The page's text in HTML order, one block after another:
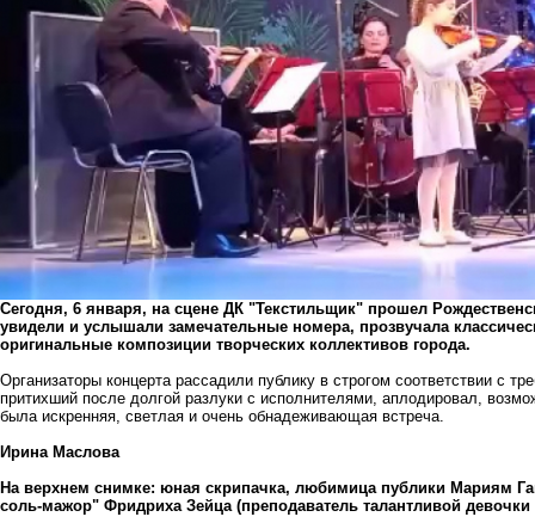
Сегодня, 6 января, на сцене ДК "Текстильщик" прошел
увидели и услышали замечательные номера, прозвучала
оригинальные композиции творческих коллективов города.
Организаторы концерта рассадили публику в строгом соответствии с
притихший после долгой разлуки с исполнителями, аплодировал,
была искренняя, светлая и очень обнадеживающая встреча.
Ирина Маслова
На верхнем снимке: юная скрипачка, любимица публики Мариям
соль-мажор" Фридриха Зейца (преподаватель талантливой